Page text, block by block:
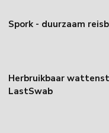
Spork - duurzaam
Herbruikbaar
LastSwab